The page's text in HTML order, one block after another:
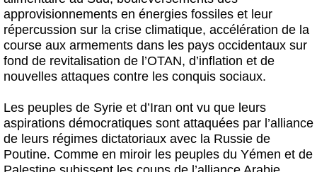
approvisionnements en énergies fossiles et leur
répercussion sur la crise climatique, accélération de la
course aux armements dans les pays occidentaux sur
fond de revitalisation de l’OTAN, d’inflation et de
nouvelles attaques contre les conquis sociaux.
Les peuples de Syrie et d’Iran ont vu que leurs
aspirations démocratiques sont attaquées par l’alliance
de leurs régimes dictatoriaux avec la Russie de
Poutine. Comme en miroir les peuples du Yémen et de